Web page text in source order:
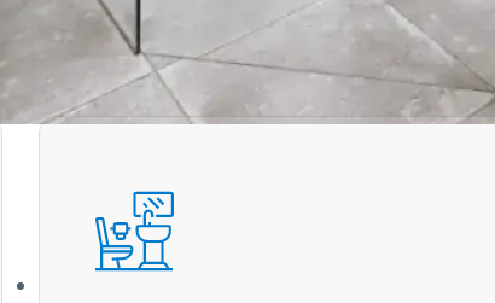
zorgen
kitwerk